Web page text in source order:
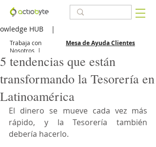
HUB |
Trabaja con
Nosotros |
Mesa de Ayuda Clientes
5 tendencias que están
transformando la Tesorería en
Latinoamérica
El dinero se mueve cada vez más
rápido, y la Tesorería también
debería hacerlo.